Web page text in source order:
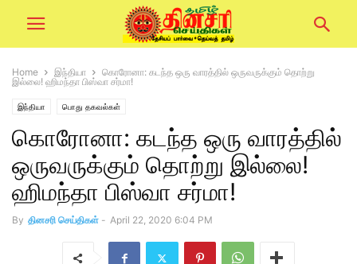
Home இந்தியா
கொரோனா: கடந்த ஒரு வாரத்தில் ஒருவருக்கும் தொற்று
இல்லை! ஹிமந்தா பிஸ்வா சர்மா!
இந்தியா பொது தகவல்கள்
கொரோனா: கடந்த ஒரு வாரத்தில்
ஒருவருக்கும் தொற்று இல்லை!
ஹிமந்தா பிஸ்வா சர்மா!
By தினசரி செய்திகள் - April 22, 2020 6:04 PM